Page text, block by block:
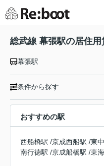
総武線 幕張駅の居住用
幕張駅
条件から探す
おすすめの駅
西船橋駅 /京成西船駅 /東
南行徳駅 /京成船橋駅 /東